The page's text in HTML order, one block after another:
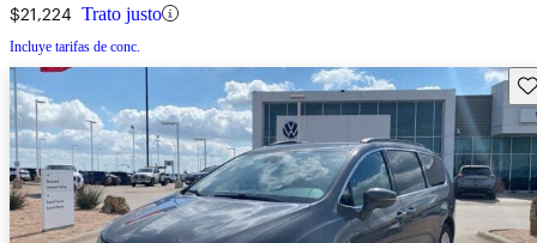
$21,224 Trato justo
Incluye tarifas de conc.